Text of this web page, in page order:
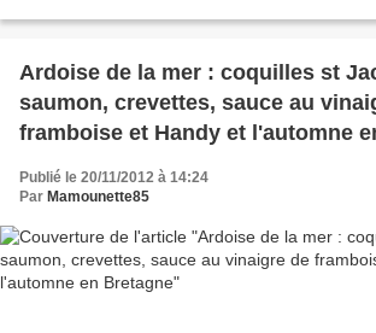
Ardoise de la mer : coquilles st
saumon, crevettes, sauce au
framboise et Handy et l'automne
Publié le 20/11/2012 à 14:24
Par Mamounette85